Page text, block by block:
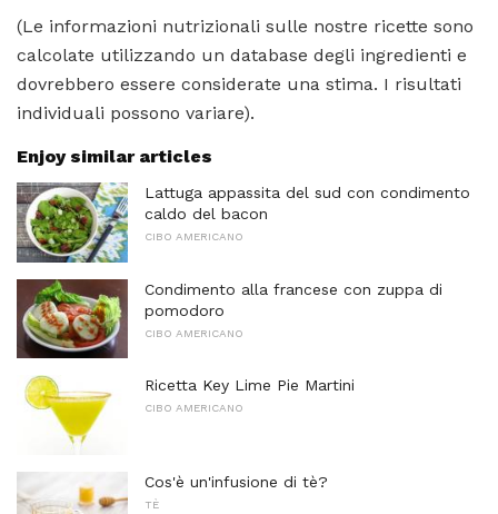
(Le informazioni nutrizionali sulle nostre ricette sono
calcolate utilizzando un database degli ingredienti e
dovrebbero essere considerate una stima. I risultati
individuali possono variare).
Enjoy similar articles
Lattuga appassita del sud con condimento
caldo del bacon
CIBO AMERICANO
Condimento alla francese con zuppa di
pomodoro
CIBO AMERICANO
Ricetta Key Lime Pie Martini
CIBO AMERICANO
Cos'è un'infusione di tè?
TÈ